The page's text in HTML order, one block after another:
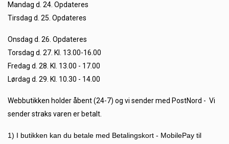
Mandag d. 24. Opdateres
Tirsdag d. 25. Opdateres
Onsdag d. 26. Opdateres
Torsdag d. 27. Kl. 13.00-16.00
Fredag d. 28. Kl. 13.00 - 17.00
Lørdag d. 29. Kl. 10.30 - 14.00
Webbutikken holder åbent (24-7) og vi sender med PostNord - Vi
sender straks varen er betalt.
1) I butikken kan du betale med Betalingskort - MobilePay til